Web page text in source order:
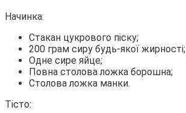
Начинка:
Стакан цукрового піску;
200 грам сиру будь-якої жирності;
Одне сире яйце;
Повна столова ложка борошна;
Столова ложка манки.
Тісто: